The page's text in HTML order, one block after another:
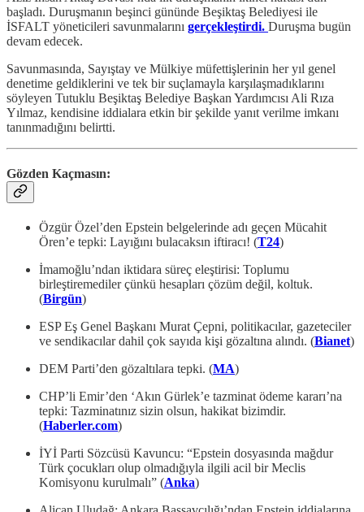
başladı. Duruşmanın beşinci gününde Beşiktaş Belediyesi ile
İSFALT yöneticileri savunmalarını gerçekleştirdi. Duruşma bugün
devam edecek.
Savunmasında, Sayıştay ve Mülkiye müfettişlerinin her yıl genel
denetime geldiklerini ve tek bir suçlamayla karşılaşmadıklarını
söyleyen Tutuklu Beşiktaş Belediye Başkan Yardımcısı Ali Rıza
Yılmaz, kendisine iddialara etkin bir şekilde yanıt verilme imkanı
tanınmadığını belirtti.
Gözden Kaçmasın:
Özgür Özel’den Epstein belgelerinde adı geçen Mücahit
Ören’e tepki: Layığını bulacaksın iftiracı! (T24)
İmamoğlu’ndan iktidara süreç eleştirisi: Toplumu
birleştiremediler çünkü hesapları çözüm değil, koltuk.
(Birgün)
ESP Eş Genel Başkanı Murat Çepni, politikacılar, gazeteciler
ve sendikacılar dahil çok sayıda kişi gözaltına alındı. (Bianet)
DEM Parti’den gözaltılara tepki. (MA)
CHP’li Emir’den ‘Akın Gürlek’e tazminat ödeme kararı’na
tepki: Tazminatınız sizin olsun, hakikat bizimdir.
(Haberler.com)
İYİ Parti Sözcüsü Kavuncu: “Epstein dosyasında mağdur
Türk çocukları olup olmadığıyla ilgili acil bir Meclis
Komisyonu kurulmalı” (Anka)